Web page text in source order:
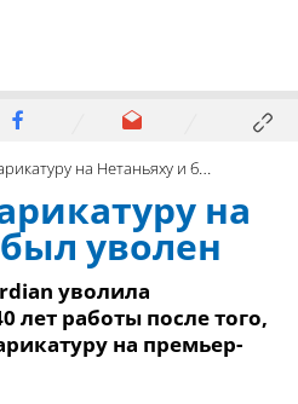
на Нетаньяху и был уволен
на
уволен
уволила
лет работы после того,
на премьер-